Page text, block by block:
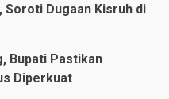
Dugaan Kisruh di
Bupati Pastikan
Diperkuat